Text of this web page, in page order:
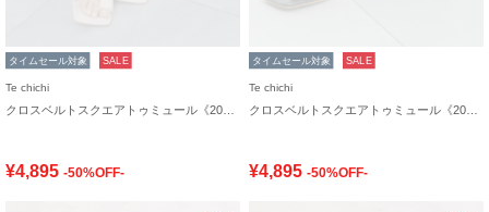
タイムセール対象 SALE
Te chichi
¥4,895 -50%OFF-
タイムセール対象 SALE
Te chichi
¥4,895 -50%OFF-